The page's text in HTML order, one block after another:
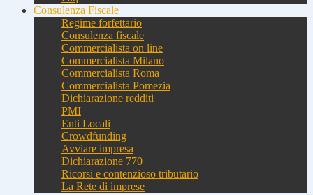
Consulenza Fiscale
Regime forfettario
Consulenza fiscale
Commercialista on line
Commercialista Milano
Commercialista Roma
Commercialista Pomezia
Dichiarazione redditi
PMI
Enti Locali
Crowdfunding
Avviare impresa
Dichiarazione 770
Ricorsi e contenzioso tributario
La Rete di imprese